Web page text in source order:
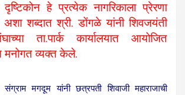
दृष्टिकोन हे प्रत्येक नागरिकाला प्रेरणा
शब्दात श्री. डोंगळे यांनी शिवजयंती
ता.पार्क कार्यालयात आयोजित
मनोगत व्यक्त केले.
संग्राम मगदूम यांनी छत्रपती शिवाजी महाराजाची